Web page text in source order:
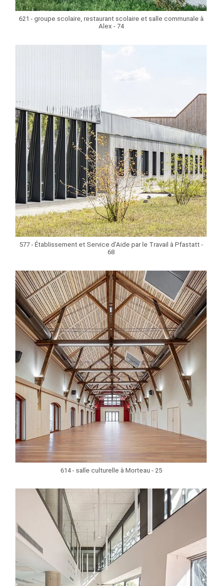
621 - groupe scolaire, restaurant scolaire et salle communale à
Alex - 74
577 - Établissement et Service d’Aide par le Travail à Pfastatt -
68
614 - salle culturelle à Morteau - 25